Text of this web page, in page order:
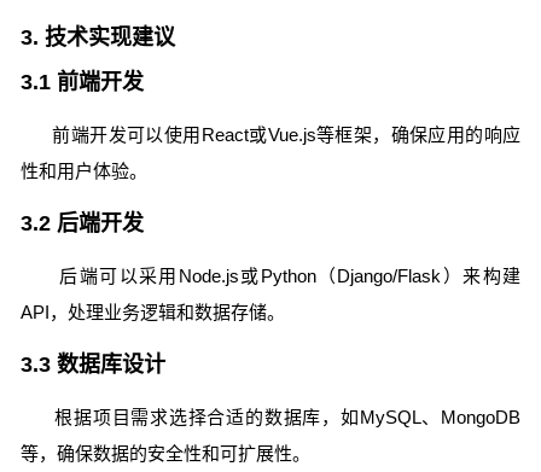
3. 技术实现建议
3.1 前端开发
前端开发可以使用React或Vue.js等框架，确保应用的响应
性和用户体验。
3.2 后端开发
后端可以采用Node.js或Python（Django/Flask）来构建
API，处理业务逻辑和数据存储。
3.3 数据库设计
根据项目需求选择合适的数据库，如MySQL、MongoDB
等，确保数据的安全性和可扩展性。